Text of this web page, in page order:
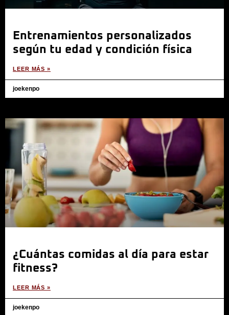
Entrenamientos personalizados
según tu edad y condición física
LEER MÁS »
joekenpo
¿Cuántas comidas al día para estar
fitness?
LEER MÁS »
joekenpo